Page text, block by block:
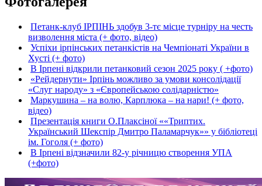
Петанк-клуб ІРПІНЬ здобув 3-тє місце турніру на честь
визволення міста (+ фото, відео)
Успіхи ірпінських петанкістів на Чемпіонаті України в
Хусті (+ фото)
В Ірпені відкрили петанковий сезон 2025 року ( +фото)
«Рейдернути» Ірпінь можливо за умови консолідації
«Слуг народу» з «Європейською солідарністю»
Маркушина – на волю, Карплюка – на нари! (+ фото,
відео)
Презентація книги О.Плаксіної ««Триптих.
Український Шекспір Дмитро Паламарчук»» у бібліотеці
ім. Гоголя (+ фото)
В Ірпені відзначили 82-у річницю створення УПА
(+фото)